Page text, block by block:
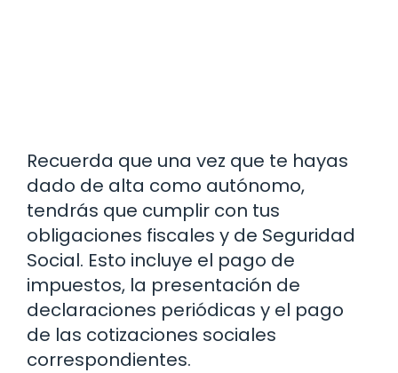
Recuerda que una vez que te hayas
dado de alta como autónomo,
tendrás que cumplir con tus
obligaciones fiscales y de Seguridad
Social. Esto incluye el pago de
impuestos, la presentación de
declaraciones periódicas y el pago
de las cotizaciones sociales
correspondientes.